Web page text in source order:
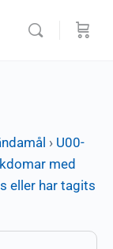
› U00-
med
eller har tagits